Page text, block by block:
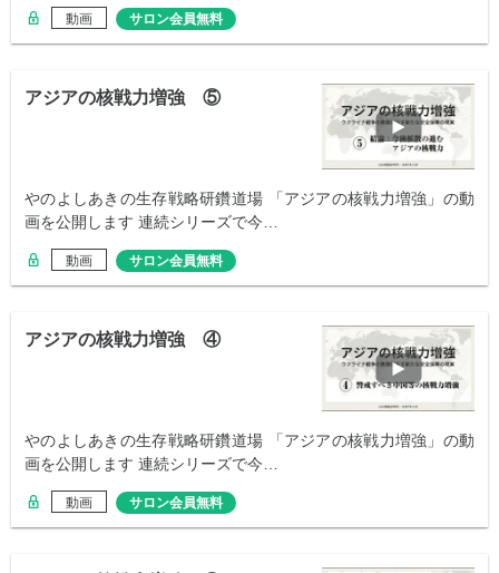
動画 サロン会員無料
アジアの核戦力増強 ⑤
やのよしあきの生存戦略研鑽道場 「アジアの核戦力増強」の動
画を公開します 連続シリーズで今…
動画 サロン会員無料
アジアの核戦力増強 ④
やのよしあきの生存戦略研鑽道場 「アジアの核戦力増強」の動
画を公開します 連続シリーズで今…
動画 サロン会員無料